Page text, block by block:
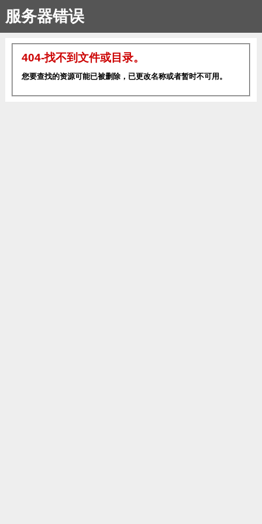
服务器错误
404-找不到文件或目录。
您要查找的资源可能已被删除，已更改名称或者暂时不可用。